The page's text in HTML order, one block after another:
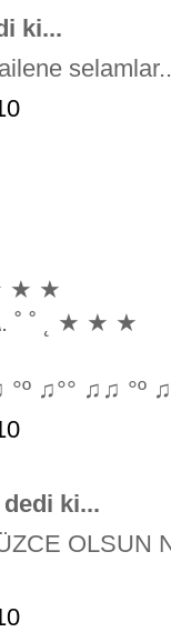
ki...
★ ★
\. ˚ ˚ ˛ ★ ★ ★
°º ♫°° ♫♫ °º
ki...
OLSUN